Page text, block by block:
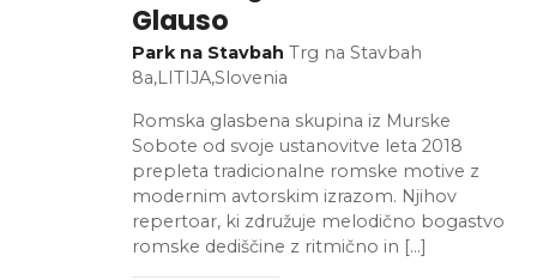
Glauso
Park na Stavbah Trg na Stavbah
8a,LITIJA,Slovenia
Romska glasbena skupina iz Murske
Sobote od svoje ustanovitve leta 2018
prepleta tradicionalne romske motive z
modernim avtorskim izrazom. Njihov
repertoar, ki združuje melodično bogastvo
romske dediščine z ritmično in […]